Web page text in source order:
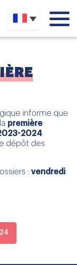
informe que
première
2024
dépôt des
: vendredi